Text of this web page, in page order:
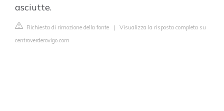
asciutte.
Richiesta di rimozione della fonte | Visualizza la risposta completa su
centroverderovigo.com